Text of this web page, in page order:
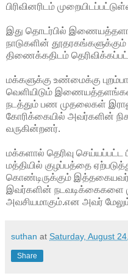
பிரிவினரிடம்
இது தொடர்பில்
நாடுகளின் தூதரகங்களுக்கும்
திணைக்கதிடம்
மக்களுக்கு உண்மைக்கு
வெளியிடும்
நடத்தும் பண முதலைகள்
கோரிக்கையில் அவர்களின்
வருகின்றனர்.
மக்களால் தெரிவு செய்யப்பட்ட
மத்தியில் குழப்பத்தை
கொண்டிருக்கும்
இவர்களின் நடவடிக்கைகளை
அவசியமாகும்.என அவர்
suthan at Saturday, August
Share